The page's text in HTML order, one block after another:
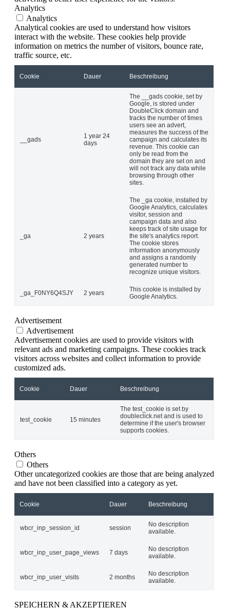
Analytics
Analytics
Analytical cookies are used to understand how visitors
interact with the website. These cookies help provide
information on metrics the number of visitors, bounce rate,
traffic source, etc.
Cookie Dauer Beschreibung
__gads
1 year 24
days
The __gads cookie, set by
Google, is stored under
DoubleClick domain and
tracks the number of times
users see an advert,
measures the success of the
campaign and calculates its
revenue. This cookie can
only be read from the
domain they are set on and
will not track any data while
browsing through other
sites.
_ga 2 years
The _ga cookie, installed by
Google Analytics, calculates
visitor, session and
campaign data and also
keeps track of site usage for
the site's analytics report.
The cookie stores
information anonymously
and assigns a randomly
generated number to
recognize unique visitors.
_ga_F0NY6Q4SJY 2 years
This cookie is installed by
Google Analytics.
Advertisement
Advertisement
Advertisement cookies are used to provide visitors with
relevant ads and marketing campaigns. These cookies track
visitors across websites and collect information to provide
customized ads.
Cookie Dauer Beschreibung
test_cookie 15 minutes
The test_cookie is set by
doubleclick.net and is used to
determine if the user's browser
supports cookies.
Others
Others
Other uncategorized cookies are those that are being analyzed
and have not been classified into a category as yet.
Cookie Dauer Beschreibung
wbcr_inp_session_id session
No description
available.
wbcr_inp_user_page_views 7 days
No description
available.
wbcr_inp_user_visits 2 months
No description
available.
SPEICHERN & AKZEPTIEREN